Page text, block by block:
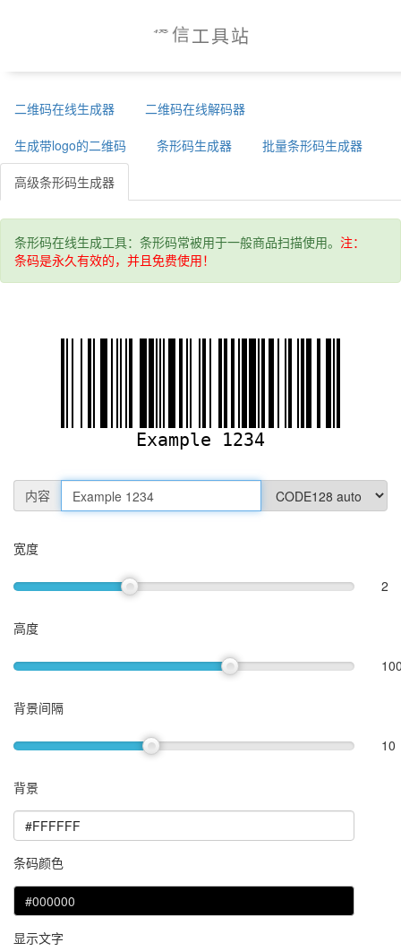
信 工 具 站
二维码在线生成器 二维码在线解码器
生成带logo的二维码 条形码生成器 批量条形码生成器
高级条形码生成器
条形码在线生成工具：条形码常被用于一般商品扫描使用。 注：
条码是永久有效的，并且免费使用！
内容
宽度
2
高度
背景间隔
10
背景
条码颜色
显示文字